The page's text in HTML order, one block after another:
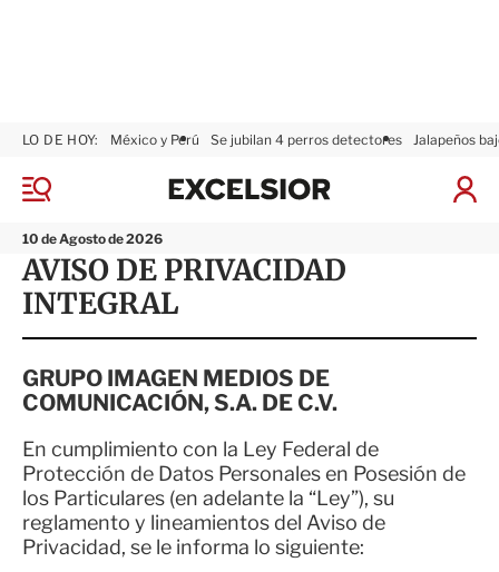
M
n
ú
10 de Agosto de 2026
LO DE HOY: México y Perú Se jubilan 4 perros detectores Jalapeños
I
S
x
l
s
r
AVISO DE PRIVACIDAD
INTEGRAL
GRUPO IMAGEN MEDIOS DE
COMUNICACIÓN, S.A. DE C.V.
En cumplimiento con la Ley Federal de
Protección de Datos Personales en Posesión de
los Particulares (en adelante la “Ley”), su
reglamento y lineamientos del Aviso de
Privacidad, se le informa lo siguiente: